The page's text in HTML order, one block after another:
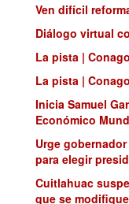
Ven difícil
Diálogo virtual
La pista | Conago
La pista | Conago
Inicia Samuel
Económico
Urge
para elegir
Cuitlahuac
que se